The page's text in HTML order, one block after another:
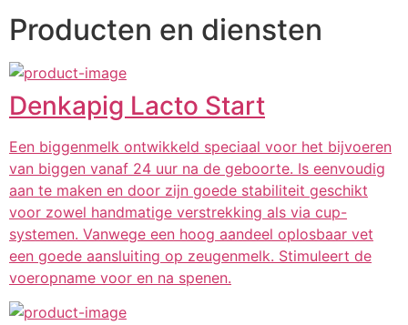
Producten en diensten
Denkapig Lacto Start
Een biggenmelk ontwikkeld speciaal voor het bijvoeren
van biggen vanaf 24 uur na de geboorte. Is eenvoudig
aan te maken en door zijn goede stabiliteit geschikt
voor zowel handmatige verstrekking als via cup-
systemen. Vanwege een hoog aandeel oplosbaar vet
een goede aansluiting op zeugenmelk. Stimuleert de
voeropname voor en na spenen.